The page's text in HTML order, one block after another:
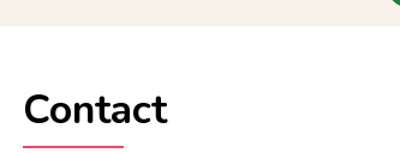
Contact